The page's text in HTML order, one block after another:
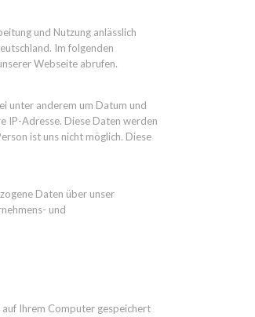
und Nutzung anlässlich
Im folgenden
Webseite abrufen.
unter anderem um Datum und
IP-Adresse. Diese Daten werden
ist uns nicht möglich. Diese
Daten über unser
und
Ihrem Computer gespeichert